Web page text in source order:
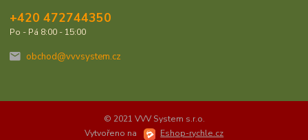
+420 472744350
Po - Pá 8:00 - 15:00
obchod@vvvsystem.cz
© 2021 VVV System s.r.o.
Vytvořeno na
Eshop-rychle.cz